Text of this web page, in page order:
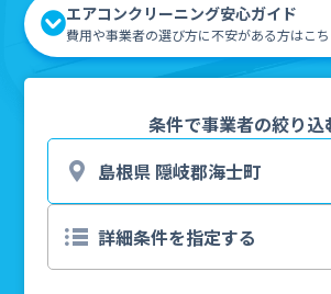
エアコンクリーニング安心ガイド
費用や事業者の選び方に不安がある方はこち
条件で事業者の絞り込